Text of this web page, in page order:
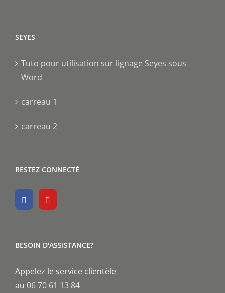
SEYES
Tuto pour utilisation sur lignage Seyes sous
Word
carreau 1
carreau 2
RESTEZ CONNECTÉ
BESOIN D'ASSISTANCE?
Appelez le service clientèle
au 06 70 61 13 84